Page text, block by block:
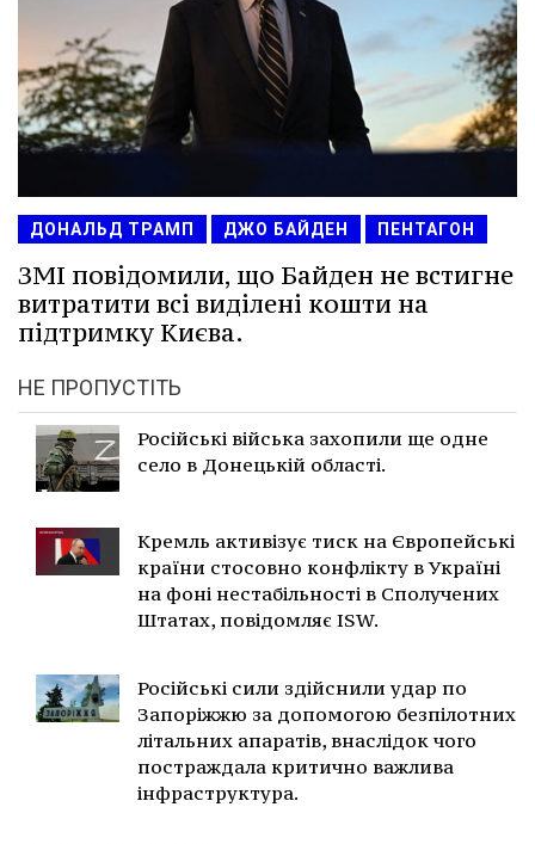
ДОНАЛЬД ТРАМП ДЖО БАЙДЕН ПЕНТАГОН
ЗМІ повідомили, що Байден не встигне
витратити всі виділені кошти на
підтримку Києва.
НЕ ПРОПУСТІТЬ
Російські війська захопили ще одне
село в Донецькій області.
Кремль активізує тиск на Європейські
країни стосовно конфлікту в Україні
на фоні нестабільності в Сполучених
Штатах, повідомляє ISW.
Російські сили здійснили удар по
Запоріжжю за допомогою безпілотних
літальних апаратів, внаслідок чого
постраждала критично важлива
інфраструктура.